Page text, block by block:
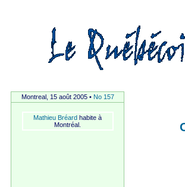
Montreal, 15 août 2005 • No 157
Mathieu Bréard habite à
Montréal.